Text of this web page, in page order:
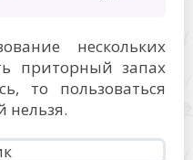
нескольких
приторный запах
то пользоваться
нельзя.